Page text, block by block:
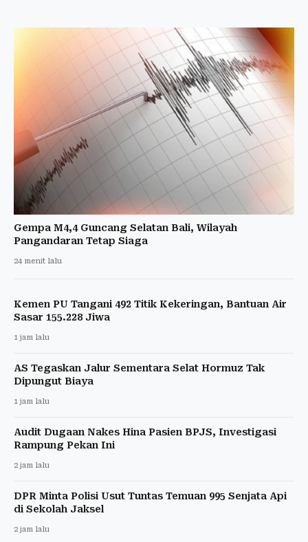
Gempa M4,4 Guncang Selatan Bali, Wilayah
Pangandaran Tetap Siaga
24 menit lalu
Kemen PU Tangani 492 Titik Kekeringan, Bantuan Air
Sasar 155.228 Jiwa
1 jam lalu
AS Tegaskan Jalur Sementara Selat Hormuz Tak
Dipungut Biaya
1 jam lalu
Audit Dugaan Nakes Hina Pasien BPJS, Investigasi
Rampung Pekan Ini
2 jam lalu
DPR Minta Polisi Usut Tuntas Temuan 995 Senjata Api
di Sekolah Jaksel
2 jam lalu